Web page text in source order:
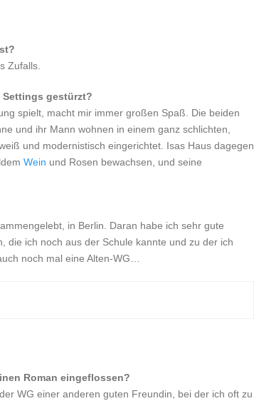
Zufalls.
gestürzt?
spielt, macht mir immer großen Spaß. Die beiden
und ihr Mann wohnen in einem ganz schlichten,
und modernistisch eingerichtet. Isas Haus dagegen
Wein und Rosen bewachsen, und seine
in Berlin. Daran habe ich sehr gute
die ich noch aus der Schule kannte und zu der ich
noch mal eine Alten-WG…
Roman eingeflossen?
WG einer anderen guten Freundin, bei der ich oft zu